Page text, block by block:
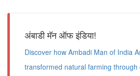
अंबाडी मॅन ऑफ इंडिया!
Discover how Ambadi Man of India
transformed natural farming through